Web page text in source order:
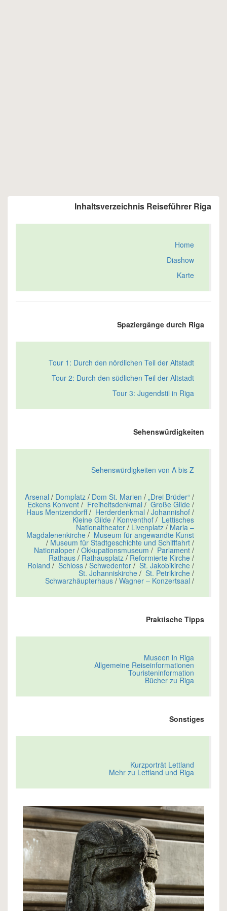
Inhaltsverzeichnis Reiseführer Riga
Home
Diashow
Karte
Spaziergänge durch Riga
Tour 1: Durch den nördlichen Teil der Altstadt
Tour 2: Durch den südlichen Teil der Altstadt
Tour 3: Jugendstil in Riga
Sehenswürdigkeiten
Sehenswürdigkeiten von A bis Z
Arsenal / Domplatz / Dom St. Marien / „Drei Brüder“ /
Eckens Konvent / Freiheitsdenkmal / Große Gilde /
Haus Mentzendorff/ Herderdenkmal / Johannishof /
Kleine Gilde / Konventhof / Lettisches
Nationaltheater / Livenplatz / Maria –
Magdalenenkirche / Museum für angewandte Kunst
/ Museum für Stadtgeschichte und Schifffahrt /
Nationaloper / Okkupationsmuseum / Parlament /
Rathaus / Rathausplatz / Reformierte Kirche /
Roland / Schloss / Schwedentor / St. Jakobikirche /
St. Johanniskirche / St. Petrikirche /
Schwarzhäupterhaus / Wagner – Konzertsaal /
Praktische Tipps
Museen in Riga
Allgemeine Reiseinformationen
Touristeninformation
Bücher zu Riga
Sonstiges
Kurzporträt Lettland
Mehr zu Lettland und Riga